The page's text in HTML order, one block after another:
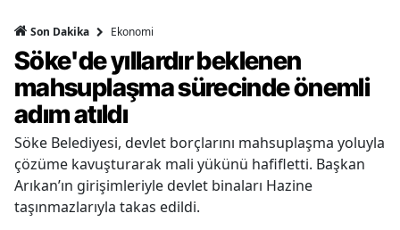
Son Dakika Ekonomi
Söke'de yıllardır beklenen
mahsuplaşma sürecinde önemli
adım atıldı
Söke Belediyesi, devlet borçlarını mahsuplaşma yoluyla
çözüme kavuşturarak mali yükünü hafifletti. Başkan
Arıkan’ın girişimleriyle devlet binaları Hazine
taşınmazlarıyla takas edildi.